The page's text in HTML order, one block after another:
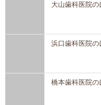
大山歯科医院
浜口歯科医院の
橋本歯科医院の